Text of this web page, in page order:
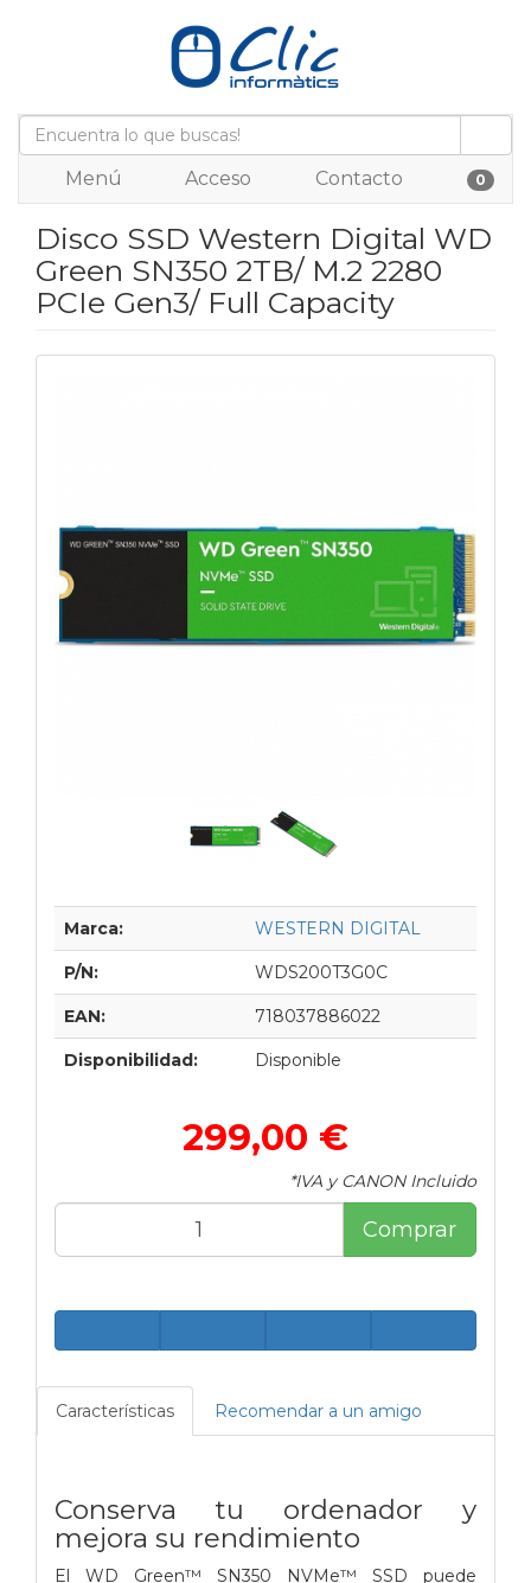
Menú Acceso Contacto 0
Disco SSD Western Digital WD
Green SN350 2TB/ M.2 2280
PCIe Gen3/ Full Capacity
Marca: WESTERN DIGITAL
P/N: WDS200T3G0C
EAN: 718037886022
Disponibilidad: Disponible
299,00 €
*IVA y CANON Incluido
Comprar
Características Recomendar a un amigo
Conserva tu ordenador y
mejora su rendimiento
El WD Green™ SN350 NVMe™ SSD puede